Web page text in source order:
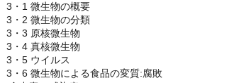
3・1 微生物の概要
3・2 微生物の分類
3・3 原核微生物
3・4 真核微生物
3・5 ウイルス
3・6 微生物による食品の変質:腐敗